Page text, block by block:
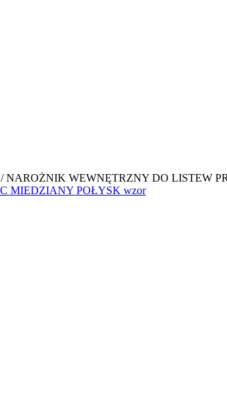
/ NAROŻNIK WEWNĘTRZNY DO LISTEW